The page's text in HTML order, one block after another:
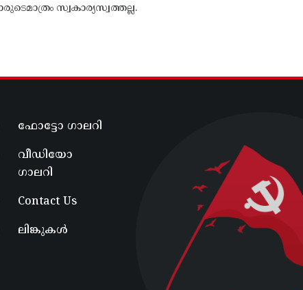
സ്വകാര്യസ്വത്തല്ല.
ഫോട്ടോ ഗാലറി
വീഡിയോ
ഗാലറി
Contact Us
ലിങ്കുകൾ